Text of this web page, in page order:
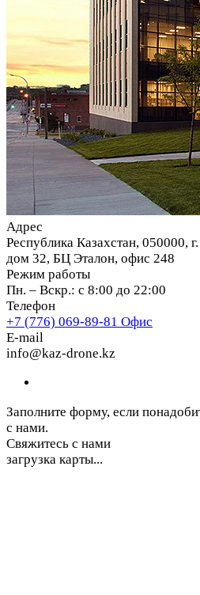
Адрес
Республика Казахстан, 050000,
дом 32, БЦ Эталон, офис 248
Режим работы
Пн. – Вскр.: с 8:00 до 22:00
Телефон
+7 (776) 069-89-81 Офис
E-mail
info@kaz-drone.kz
Заполните форму, если
с нами.
Свяжитесь с нами
загрузка карты...